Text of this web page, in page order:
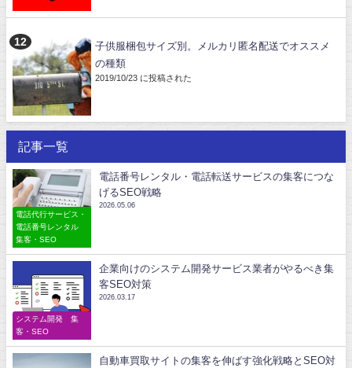
子供服梱包サイズ別。メルカリ匿名配送でオススメ
の種類
2019/10/23 に投稿された
記事一覧
電話代行サービス・
電話番号レンタル
集客・SEO
電話番号レンタル・電話転送サービスの集客につな
げるSEO戦略
2026.05.06
システム開発 集
客・SEO
企業向けのシステム開発サービス業者がやるべき集
客SEO対策
2026.03.17
自動車買取サイトの集客を伸ばす強化戦略とSEO対